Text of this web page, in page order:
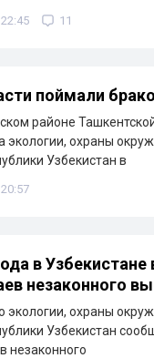
11
поймали
районе
экологии, охраны
Узбекистан в
в
незаконного
экологии, охраны
Узбекистан
незаконного